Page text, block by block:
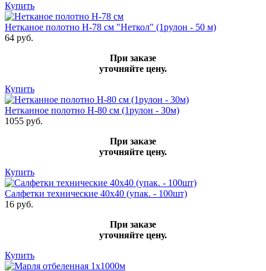
Купить
Нетканое полотно Н-78 см "Неткол" (1рулон - 50 м)
64 руб.
При заказе
уточняйте цену.
Купить
Нетканное полотно Н-80 см (1рулон - 30м)
1055 руб.
При заказе
уточняйте цену.
Купить
Салфетки технические 40х40 (упак. - 100шт)
16 руб.
При заказе
уточняйте цену.
Купить